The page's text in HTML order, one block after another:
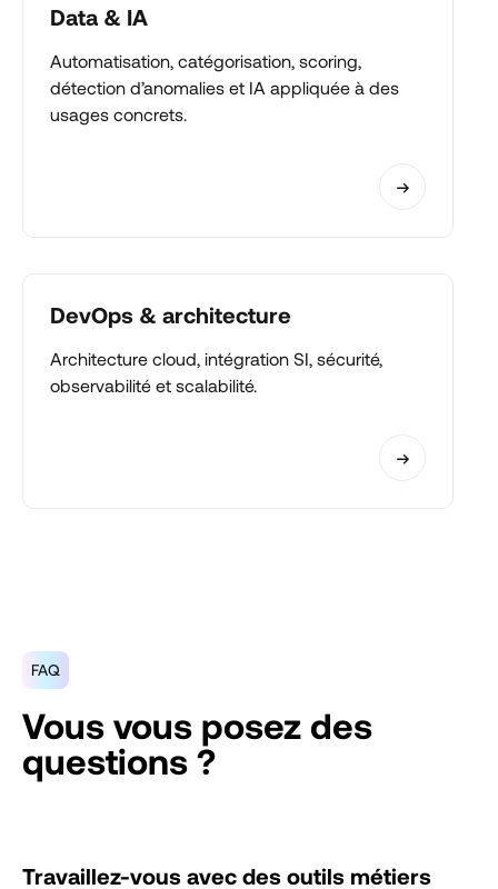
Data & IA
Automatisation, catégorisation, scoring,
détection d’anomalies et IA appliquée à des
usages concrets.
DevOps & architecture
Architecture cloud, intégration SI, sécurité,
observabilité et scalabilité.
FAQ
Vous vous posez des
questions ?
Travaillez-vous avec des outils métiers